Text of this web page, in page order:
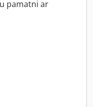
pamatni ar